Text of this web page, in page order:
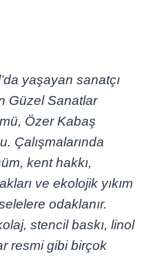
yaşayan sanatçı
Güzel Sanatlar
Özer Kabaş
Çalışmalarında
kent hakkı,
ve ekolojik yıkım
odaklanır.
stencil baskı, linol
resmi gibi birçok